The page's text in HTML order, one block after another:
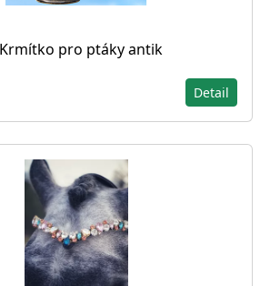
Krmítko pro ptáky antik
Detail